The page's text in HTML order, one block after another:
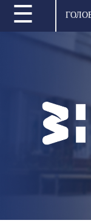
МІЖНАРОДНА
ВСТУПНА
БІБЛІОТЕКА
НОВИНИ
☰